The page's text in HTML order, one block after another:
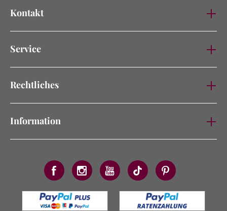
Kontakt
Service
Rechtliches
Information